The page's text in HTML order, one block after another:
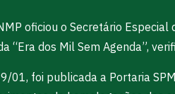
oficiou o Secretário
“Era dos Mil Sem Agenda”,
01, foi publicada a Portaria